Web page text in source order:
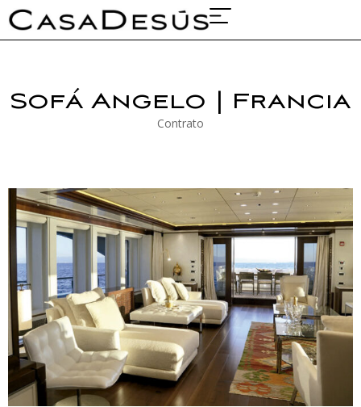
Sofá Angelo | Francia
Contrato